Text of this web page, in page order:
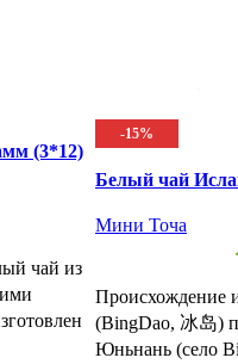
(3*12)
чай из
-15%
Белый чай
Мини Точа
Происхождение
(BingDao, 冰岛)
Юньнань (село